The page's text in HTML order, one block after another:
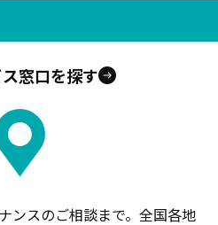
窓口を探す
ンスのご相談まで。全国各地